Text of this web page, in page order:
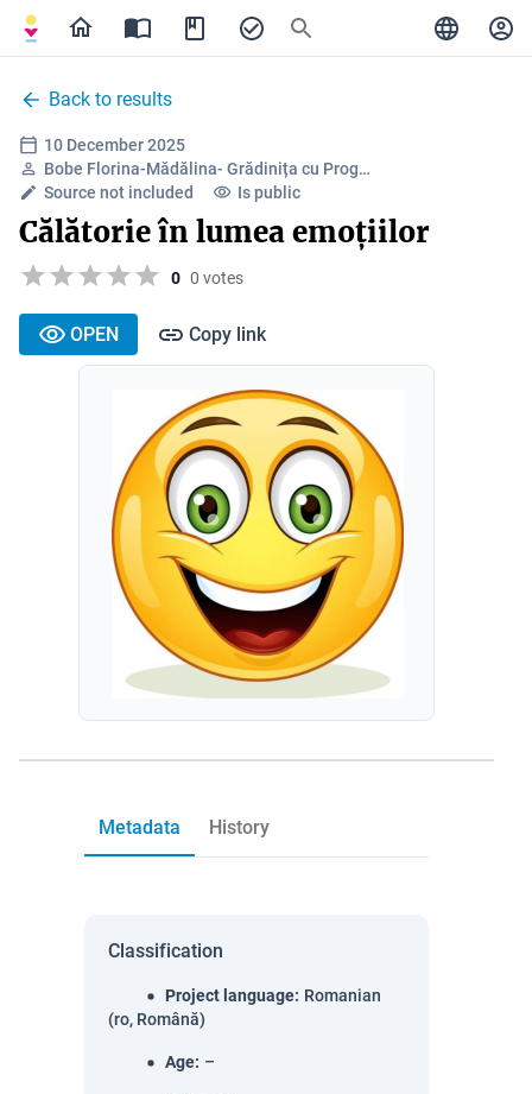
Back to results
10 December 2025
Bobe Florina-Mădălina- Grădinița cu Prog…
Source not included
Is public
Călătorie în lumea emoțiilor
0 0 votes
OPEN Copy link
Metadata History
Classification
Project language: Romanian
(ro, Română)
Age: –